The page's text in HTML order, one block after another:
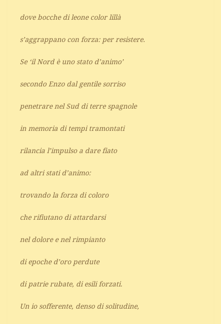
dove bocche di leone color lillà
s’aggrappano con forza: per resistere.
Se ‘il Nord è uno stato d’animo’
secondo Enzo dal gentile sorriso
penetrare nel Sud di terre spagnole
in memoria di tempi tramontati
rilancia l’impulso a dare fiato
ad altri stati d’animo:
trovando la forza di coloro
che rifiutano di attardarsi
nel dolore e nel rimpianto
di epoche d’oro perdute
di patrie rubate, di esili forzati.
Un io sofferente, denso di solitudine,